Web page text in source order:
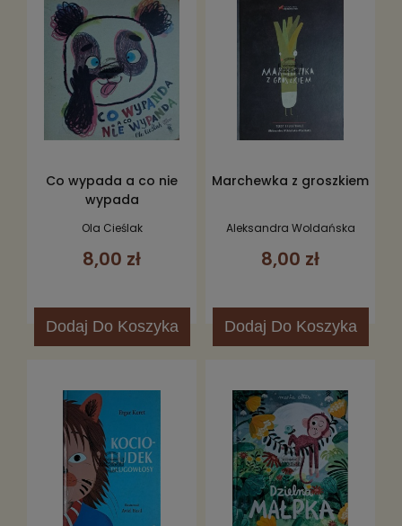
Co wypada a co nie
wypada
Ola Cieślak
8,00 zł
Dodaj Do Koszyka
Marchewka z groszkiem
Aleksandra Woldańska
8,00 zł
Dodaj Do Koszyka